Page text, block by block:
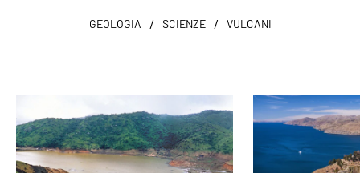
GEOLOGIA / SCIENZE / VULCANI